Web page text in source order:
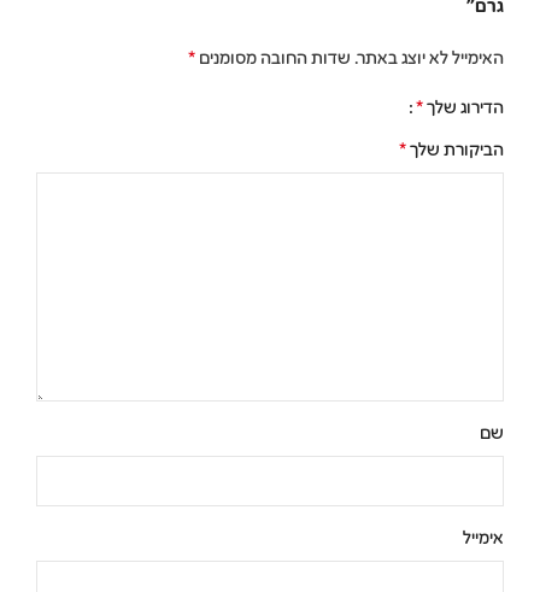
גרם”
האימייל לא יוצג באתר. שדות החובה מסומנים *
הדירוג שלך*
הביקורת שלך*
שם
אימייל